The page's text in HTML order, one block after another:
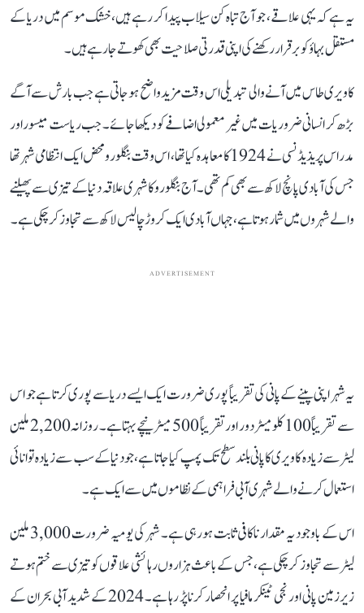
یہ ہے کہ یہی علاقے، جو آج تباہ کن سیلاب پیدا کر رہے ہیں، خشک موسم میں دریا کے
مستقل بہاؤ کو برقرار رکھنے کی اپنی قدرتی صلاحیت بھی کھوتے جا رہے ہیں۔
کاویری طاس میں آنے والی تبدیلی اس وقت مزید واضح ہو جاتی ہے جب بارش سے آگے
بڑھ کر انسانی ضروریات میں غیر معمولی اضافے کو دیکھا جائے۔ جب ریاست میسور اور
مدراس پریذیڈنسی نے 1924 کا معاہدہ کیا تھا، اس وقت بنگلورو محض ایک انتظامی شہر تھا
جس کی آبادی پانچ لاکھ سے بھی کم تھی۔ آج بنگلورو کا شہری علاقہ دنیا کے تیزی سے پھیلنے
والے شہروں میں شمار ہوتا ہے، جہاں آبادی ایک کروڑ چالیس لاکھ سے تجاوز کر چکی ہے۔
ADVERTISEMENT
یہ شہر اپنی پینے کے پانی کی تقریباً پوری ضرورت ایک ایسے دریا سے پوری کرتا ہے جو اس
سے تقریباً 100 کلومیٹر دور اور تقریباً 500 میٹر نیچے بہتا ہے۔ روزانہ 2,200 ملین
لیٹر سے زیادہ کاویری کا پانی بلند سطح تک پمپ کیا جاتا ہے، جو دنیا کے سب سے زیادہ توانائی
استعمال کرنے والے شہری آبی فراہمی کے نظاموں میں سے ایک ہے۔
اس کے باوجود یہ مقدار ناکافی ثابت ہو رہی ہے۔ شہر کی یومیہ ضرورت 3,000 ملین
لیٹر سے تجاوز کر چکی ہے، جس کے باعث ہزاروں رہائشی علاقوں کو تیزی سے ختم ہوتے
زیرزمین پانی اور نجی ٹینکر مافیا پر انحصار کرنا پڑ رہا ہے۔ 2024 کے شدید آبی بحران کے